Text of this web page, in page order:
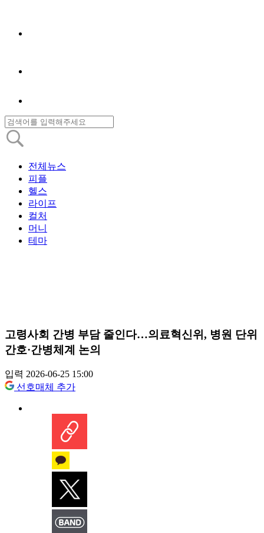
전체뉴스
피플
헬스
라이프
컬처
머니
테마
고령사회 간병 부담 줄인다…의료혁신위, 병원 단위
간호·간병체계 논의
입력 2026-06-25 15:00
선호매체 추가